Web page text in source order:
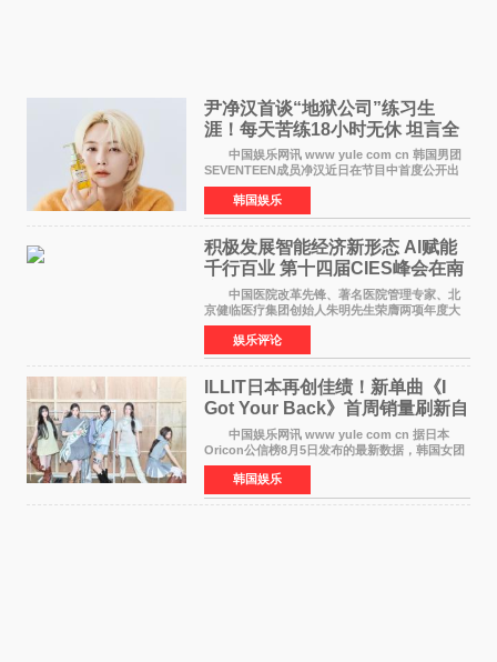
尹净汉首谈“地狱公司”练习生
涯！每天苦练18小时无休 坦言全
靠成员撑过来
中国娱乐网讯 www yule com cn 韩国男团
SEVENTEEN成员净汉近日在节目中首度公开出
道前的残酷练习生经历，并提及经纪公司Pledis
娱乐，引发广泛关注。 在8月2日播出的日本
TBS综艺节目《周
韩国娱乐
积极发展智能经济新形态 Al赋能
千行百业 第十四届CIES峰会在南
京盛大召开
中国医院改革先锋、著名医院管理专家、北
京健临医疗集团创始人朱明先生荣膺两项年度大
奖 2026年7月31日，盛夏金陵，长江之畔，
以重落地·真务实·强链接为主题的2026&lsquo;人
工智能+&rsquo
娱乐评论
ILLIT日本再创佳绩！新单曲《I
Got Your Back》首周销量刷新自
身纪录
中国娱乐网讯 www yule com cn 据日本
Oricon公信榜8月5日发布的最新数据，韩国女团
ILLIT在日本发行的第二张单曲《I Got Your
Back》首周销量达到71,009张，成功跻身最新一
期周单曲排行
韩国娱乐